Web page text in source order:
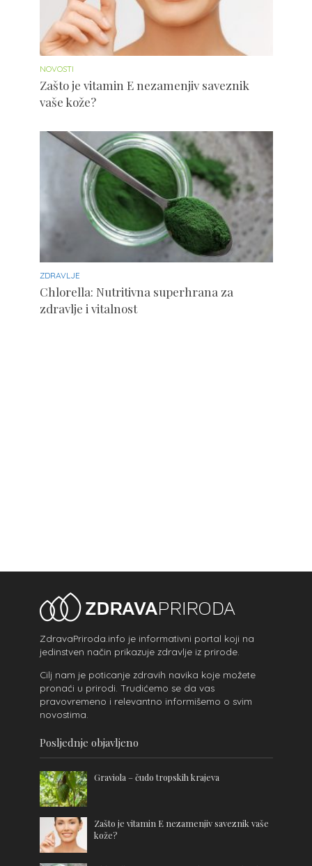
NOVOSTI
Zašto je vitamin E nezamenjiv saveznik
vaše kože?
ZDRAVLJE
Chlorella: Nutritivna superhrana za
zdravlje i vitalnost
ZdravaPriroda.info je informativni portal koji na
jedinstven način prikazuje zdravlje iz prirode.
Cilj nam je poticanje zdravih navika koje možete
pronaći u prirodi. Trudićemo se da vas
pravovremeno i relevantno informišemo o svim
novostima.
Posljednje objavljeno
Graviola – čudo tropskih krajeva
Zašto je vitamin E nezamenjiv saveznik vaše
kože?